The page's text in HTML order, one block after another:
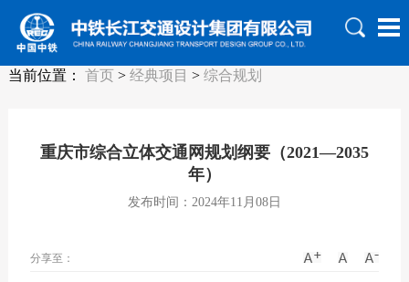
当前位置： 首页> 经典项目 > 综合规划
重庆市综合立体交通网规划纲要（2021—2035
年）
发布时间：2024年11月08日
分享至：